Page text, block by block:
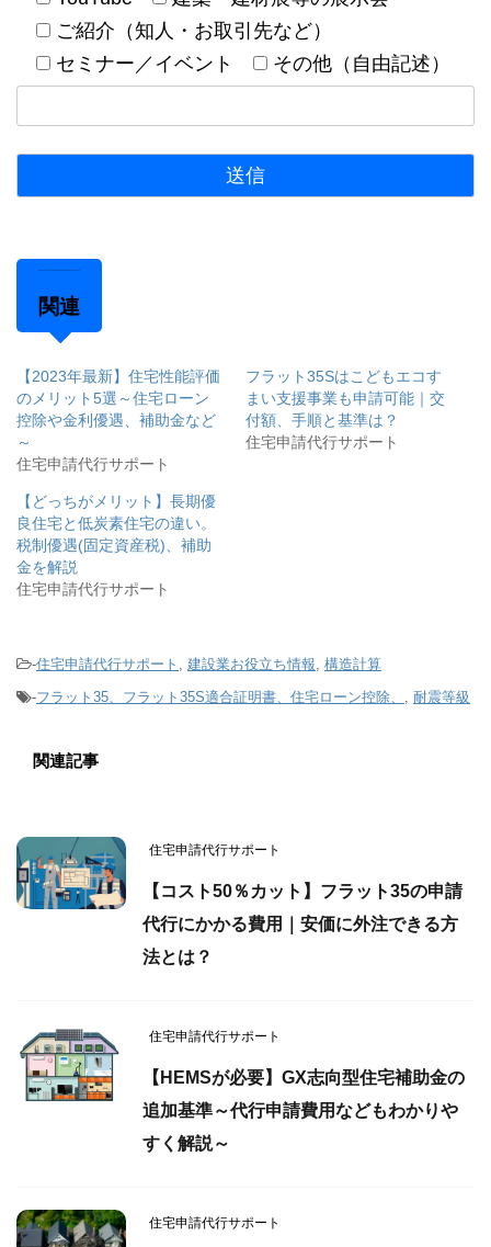
ご紹介（知人・お取引先など）
セミナー／イベント
その他（自由記述）
関連
【2023年最新】住宅性能評価
のメリット5選～住宅ローン
控除や金利優遇、補助金など
～
住宅申請代行サポート
フラット35Sはこどもエコす
まい支援事業も申請可能｜交
付額、手順と基準は？
住宅申請代行サポート
【どっちがメリット】長期優
良住宅と低炭素住宅の違い。
税制優遇(固定資産税)、補助
金を解説
住宅申請代行サポート
-住宅申請代行サポート 建設業お役立ち情報 構造計算
-フラット35、フラット35S適合証明書、住宅ローン控除、 耐震等級
関連記事
住宅申請代行サポート
【コスト50％カット】フラット35の申請
代行にかかる費用｜安価に外注できる方
法とは？
住宅申請代行サポート
【HEMSが必要】GX志向型住宅補助金の
追加基準～代行申請費用などもわかりや
すく解説～
住宅申請代行サポート